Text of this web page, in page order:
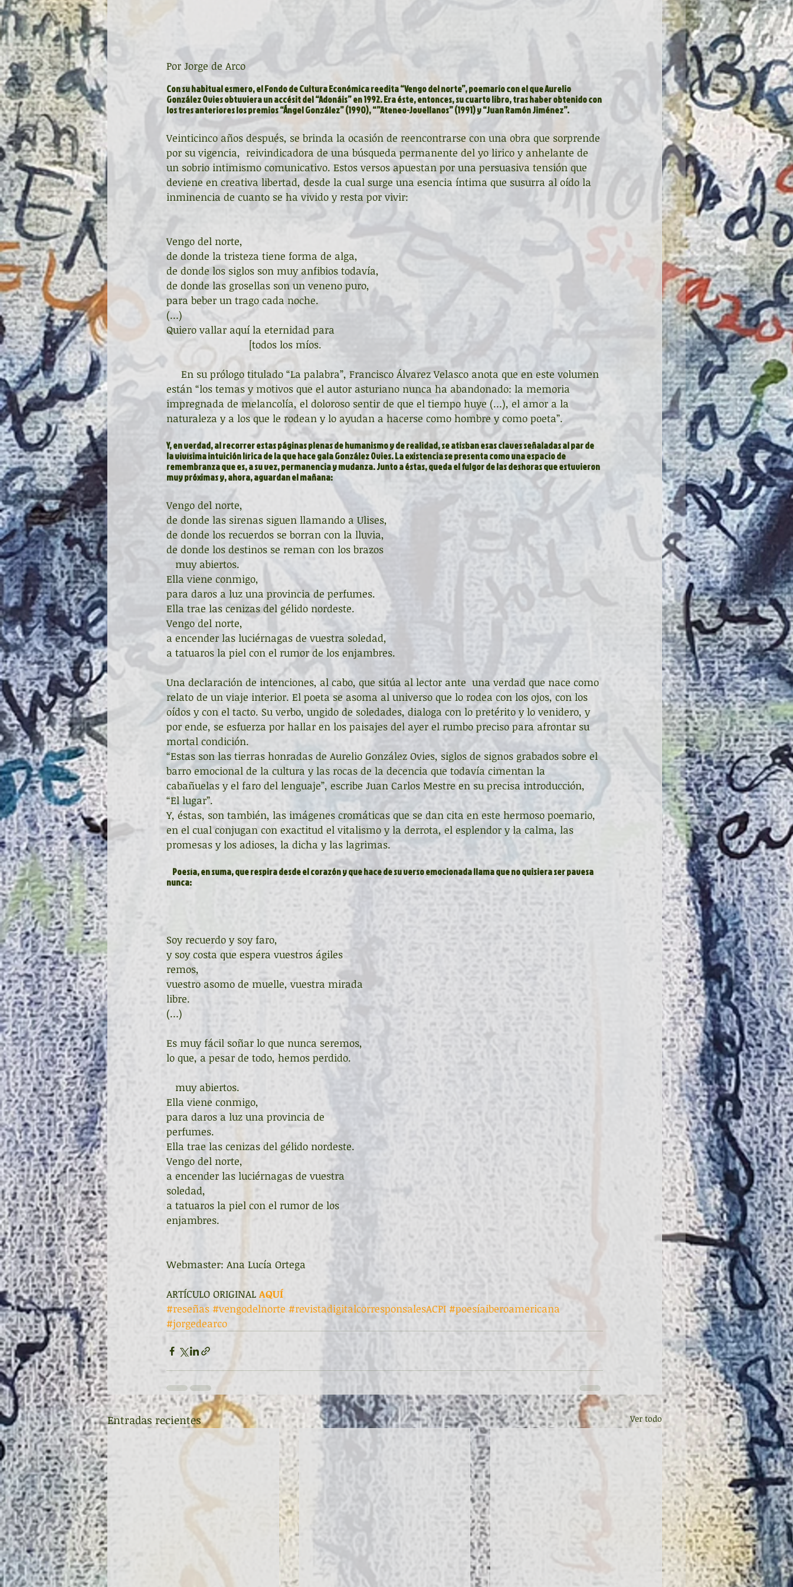
Por Jorge de Arco
Con su habitual esmero, el Fondo de Cultura Económica reedita “Vengo del norte”, poemario con el que Aurelio
González Ovies obtuviera un accésit del “Adonáis” en 1992. Era éste, entonces, su cuarto libro, tras haber obtenido con
los tres anteriores los premios “Ángel González” (1990), “”Ateneo-Jovellanos” (1991) y “Juan Ramón Jiménez”.
Veinticinco años después, se brinda la ocasión de reencontrarse con una obra que sorprende
por su vigencia,  reivindicadora de una búsqueda permanente del yo lirico y anhelante de
un sobrio intimismo comunicativo. Estos versos apuestan por una persuasiva tensión que
deviene en creativa libertad, desde la cual surge una esencia íntima que susurra al oído la
inminencia de cuanto se ha vivido y resta por vivir:
Vengo del norte,
de donde la tristeza tiene forma de alga,
de donde los siglos son muy anfibios todavía,
de donde las grosellas son un veneno puro,
para beber un trago cada noche.
(…)
Quiero vallar aquí la eternidad para
                            [todos los míos.
están “los temas y motivos que el autor asturiano nunca ha abandonado: la memoria
impregnada de melancolía, el doloroso sentir de que el tiempo huye (…), el amor a la
naturaleza y a los que le rodean y lo ayudan a hacerse como hombre y como poeta”.
Y, en verdad, al recorrer estas páginas plenas de humanismo y de realidad, se atisban esas claves señaladas al par de
la vivísima intuición lírica de la que hace gala González Ovies. La existencia se presenta como una espacio de
remembranza que es, a su vez, permanencia y mudanza. Junto a éstas, queda el fulgor de las deshoras que estuvieron
muy próximas y, ahora, aguardan el mañana:
Vengo del norte,
de donde las sirenas siguen llamando a Ulises,
de donde los recuerdos se borran con la lluvia,
de donde los destinos se reman con los brazos
   muy abiertos.
Ella viene conmigo,
para daros a luz una provincia de perfumes.
Ella trae las cenizas del gélido nordeste.
Vengo del norte,
a encender las luciérnagas de vuestra soledad,
a tatuaros la piel con el rumor de los enjambres.
Una declaración de intenciones, al cabo, que sitúa al lector ante  una verdad que nace como
relato de un viaje interior. El poeta se asoma al universo que lo rodea con los ojos, con los
oídos y con el tacto. Su verbo, ungido de soledades, dialoga con lo pretérito y lo venidero, y
por ende, se esfuerza por hallar en los paisajes del ayer el rumbo preciso para afrontar su
mortal condición.
“Estas son las tierras honradas de Aurelio González Ovies, siglos de signos grabados sobre el
barro emocional de la cultura y las rocas de la decencia que todavía cimentan la
cabañuelas y el faro del lenguaje”, escribe Juan Carlos Mestre en su precisa introducción,
“El lugar”.
Y, éstas, son también, las imágenes cromáticas que se dan cita en este hermoso poemario,
en el cual conjugan con exactitud el vitalismo y la derrota, el esplendor y la calma, las
promesas y los adioses, la dicha y las lagrimas.
nunca:
Soy recuerdo y soy faro,
y soy costa que espera vuestros ágiles
remos,
vuestro asomo de muelle, vuestra mirada
libre.
(…)
Es muy fácil soñar lo que nunca seremos,
lo que, a pesar de todo, hemos perdido.
   muy abiertos.
Ella viene conmigo,
para daros a luz una provincia de
perfumes.
Ella trae las cenizas del gélido nordeste.
Vengo del norte,
a encender las luciérnagas de vuestra
soledad,
a tatuaros la piel con el rumor de los
enjambres.
Webmaster: Ana Lucía Ortega
ARTÍCULO ORIGINAL AQUÍ
#reseñas #vengodelnorte #revistadigitalcorresponsalesACPI #poesíaiberoamericana
#jorgedearco
Entradas recientes Ver todo